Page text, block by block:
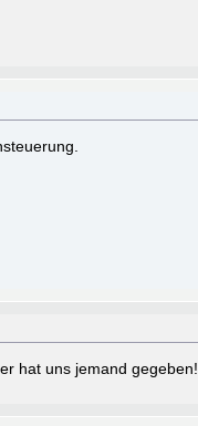
hat uns jemand gegeben!